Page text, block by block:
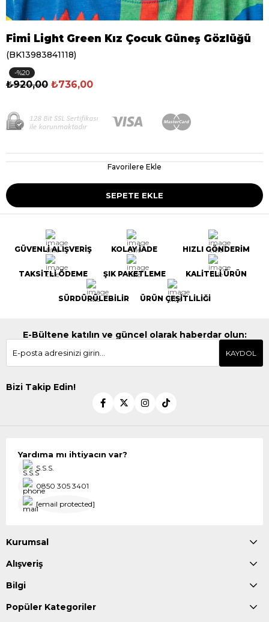
Fimi Light Green Kız Çocuk Güneş Gözlüğü
(BK13983841118)
20
₺920,00 ₺736,00
Favorilere Ekle
GÜVENLİ ALIŞVERİŞ KOLAY İADE HIZLI GÖNDERİM
TAKSİTLİ ÖDEME ŞIK PAKETLEME KALİTELİ ÜRÜN
SÜRDÜRÜLEBİLİR ÜRÜN ÇEŞİTLİLİĞİ
E-Bültene katılın ve güncel olarak haberdar olun:
KAYDOL
Bizi Takip Edin!
Yardıma mı ihtiyacın var?
S.S.S.
0850 305 3401
[email protected]
Kurumsal
Alışveriş
Bilgi
Popüler Kategoriler